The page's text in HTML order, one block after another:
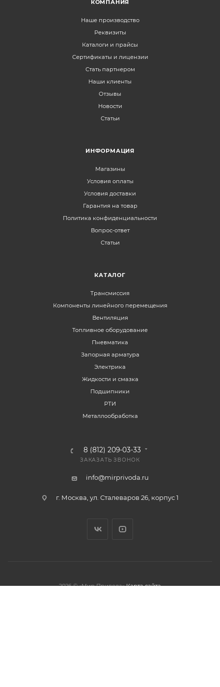
КОМПАНИЯ
Наше производство
Реквизиты
Каталоги и прайсы
Сертификаты и лицензии
Стать партнером
Наши клиенты
Отзывы
Новости
Статьи
ИНФОРМАЦИЯ
Магазины
Условия оплаты
Условия доставки
Гарантия на товар
Политика конфиденциальности
Вопрос-ответ
Статьи
КАТАЛОГ
Трансмиссия
Компоненты линейного перемещения
Вентиляция
Топливное оборудование
Пневматика
Запорная арматура
Электрика
Жидкости и смазка
Подшипники
РТИ
Металлообработка
8 (812) 209-03-33
ЗАКАЗАТЬ ЗВОНОК
info@mirprivoda.ru
г. Москва, ул. Сталеваров 26, корпус 1
2026 © «Мир Привода» Карта сайта